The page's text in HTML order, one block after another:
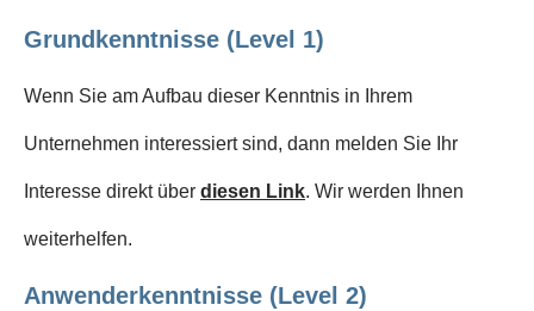
Grundkenntnisse (Level 1)
Wenn Sie am Aufbau dieser Kenntnis in Ihrem
Unternehmen interessiert sind, dann melden Sie Ihr
Interesse direkt über diesen Link. Wir werden Ihnen
weiterhelfen.
Anwenderkenntnisse (Level 2)